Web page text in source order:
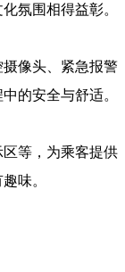
氛围相得益彰。
像头、紧急报警
的安全与舒适。
等，为乘客提供
味。